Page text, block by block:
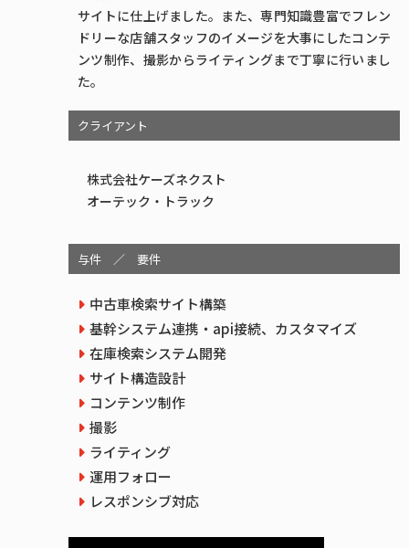
サイトに仕上げました。また、専門知識豊富でフレン
ドリーな店舗スタッフのイメージを大事にしたコンテ
ンツ制作、撮影からライティングまで丁寧に行いまし
た。
クライアント
株式会社ケーズネクスト
オーテック・トラック
与件 ／ 要件
中古車検索サイト構築
基幹システム連携・api接続、カスタマイズ
在庫検索システム開発
サイト構造設計
コンテンツ制作
撮影
ライティング
運用フォロー
レスポンシブ対応